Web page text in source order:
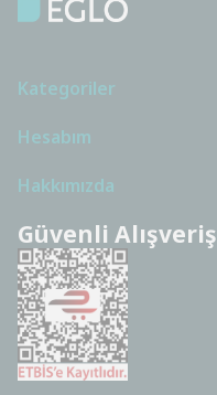
Kategoriler
Hesabım
Hakkımızda
Güvenli Alışveriş